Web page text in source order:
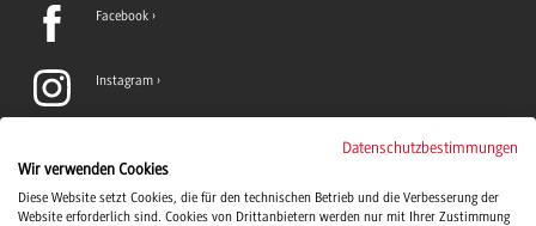
Facebook
Instagram
TikTok
Datenschutzbestimmungen
Wir verwenden Cookies
Diese Website setzt Cookies, die für den technischen Betrieb und die Verbesserung der
Website erforderlich sind. Cookies von Drittanbietern werden nur mit Ihrer Zustimmung